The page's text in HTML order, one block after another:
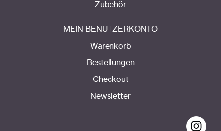
Zubehör
MEIN BENUTZERKONTO
Warenkorb
Bestellungen
Checkout
Newsletter